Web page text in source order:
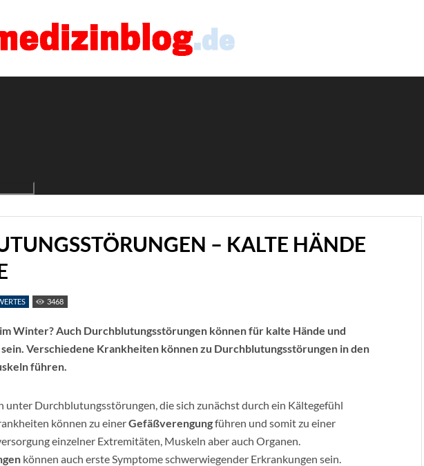
– KALTE HÄNDE
3468
Winter? Auch Durchblutungsstörungen können für kalte Hände und
Verschiedene Krankheiten können zu Durchblutungsstörungen in den
führen.
unter Durchblutungsstörungen, die sich zunächst durch ein Kältegefühl
können zu einerGefäßverengungführen und somit zu einer
einzelner Extremitäten, Muskeln aber auch Organen.
können auch erste Symptome schwerwiegender Erkrankungen sein.